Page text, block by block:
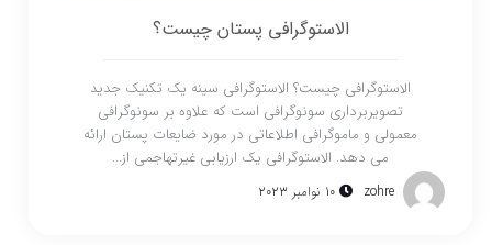
الاستوگرافی پستان چیست؟
الاستوگرافی چیست؟ الاستوگرافی سینه یک تکنیک جدید
تصویربرداری سونوگرافی است که علاوه بر سونوگرافی
معمولی و ماموگرافی اطلاعاتی در مورد ضایعات پستان ارائه
می دهد. الاستوگرافی یک ارزیابی غیرتهاجمی از...
zohre 10 نوامبر 2023